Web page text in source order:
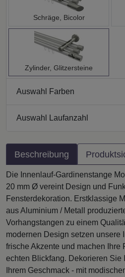
Schräge, Bicolor
Zylinder, Glitzersteine
Auswahl Farben
Auswahl Laufanzahl
Beschreibung
Die Innenlauf-Gardinenstange
20 mm Ø vereint Design und
Fensterdekoration. Erstklassige
aus Aluminium / Metall
Vorhangstangen zu einem
modernen Design setzen unsere
frische Akzente und machen Ihre
echten Blickfang. Dekorieren Sie
Ihrem Geschmack - mit